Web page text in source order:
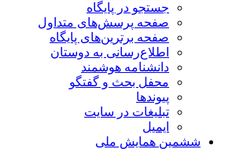
جستجو در پایگاه
صفحه پرسش‌های متداول
صفحه برترین‌های پایگاه
اطلاع‌رسانی به دوستان
دانشنامه هوشمند
محفل بحث و گفتگو
پیوندها
تبلیغات در سایت
ایمیل
ششمین همایش ملی